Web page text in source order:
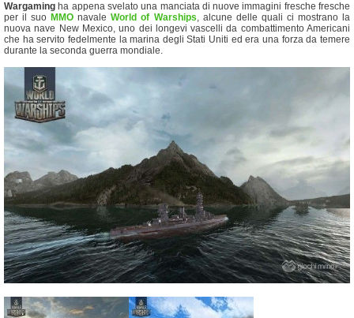
Wargaming ha appena svelato una manciata di nuove immagini fresche fresche
per il suo MMO navaleWorld of Warships, alcune delle quali ci mostrano la
nuova nave New Mexico, uno dei longevi vascelli da combattimento Americani
che ha servito fedelmente la marina degli Stati Uniti ed era una forza da temere
durante la seconda guerra mondiale.